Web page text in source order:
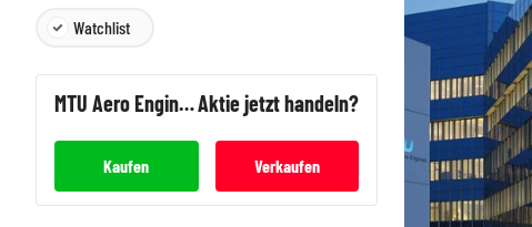
Watchlist
MTU Aero EnginesAktie jetzt handeln?
Kaufen Verkaufen